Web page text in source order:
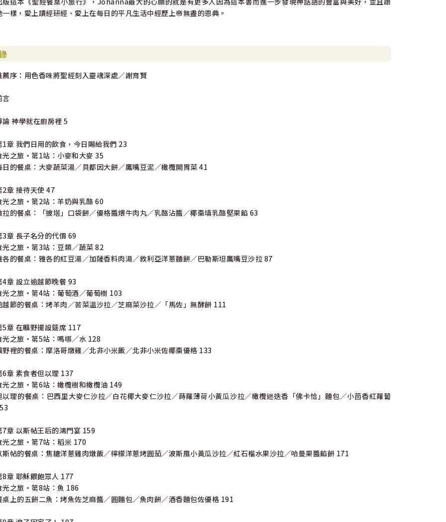
一樣，愛上讀經研經、愛上在每日的平凡生活中經歷上帝無盡的恩典。
薦序：用色香味將聖經刻入靈魂深處／謝育賢
言
論 神學就在廚房裡 5
1章 我們日用的飲食，今日賜給我們 23
光之旅‧第1站：小麥和大麥 35
日的餐桌：大麥蔬菜湯／貝都因大餅／鷹嘴豆泥／橄欖開胃菜 41
2章 接待天使 47
光之旅‧第2站：羊奶與乳酪 60
拉的餐桌：「披塔」口袋餅／優格醬煨牛肉丸／乳酪沾醬／椰棗填乳酪堅果餡 63
3章 長子名分的代價 69
光之旅‧第3站：豆類／蔬菜 82
各的餐桌：雅各的紅豆湯／加薩香料肉湯／敘利亞洋蔥麵餅／巴勒斯坦鷹嘴豆沙拉 87
4章 設立逾越節晚餐 93
光之旅‧第4站：葡萄酒／葡萄樹 103
越節的餐桌：烤羊肉／苦菜溫沙拉／芝麻菜沙拉／「馬佐」無酵餅 111
5章 在曠野擺設筵席 117
光之旅‧第5站：嗎哪／水 128
野裡的餐桌：摩洛哥燉雞／北非小米飯／北非小米佐椰棗優格 133
6章 素食者但以理 137
光之旅‧第6站：橄欖樹和橄欖油 149
以理的餐桌：巴西里大麥仁沙拉／白花椰大麥仁沙拉／蒔蘿薄荷小黃瓜沙拉／橄欖迷迭香「佛卡恰」麵包／小茴香紅蘿蔔
7章 以斯帖王后的鴻門宴 159
光之旅‧第7站：稻米 170
斯帖的餐桌：焦糖洋蔥雞肉燉飯／檸檬洋蔥烤圓茄／波斯風小黃瓜沙拉／紅石榴水果沙拉／哈曼果醬餡餅 171
8章 耶穌餵飽眾人 177
光之旅‧第8站：魚 186
桌上的五餅二魚：烤魚佐芝麻醬／圓麵包／魚肉餅／酒香麵包佐優格 191